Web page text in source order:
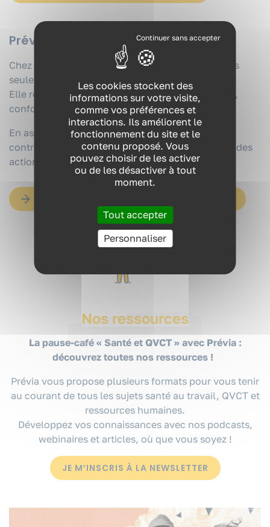
VOUS ÊTES ?
NOS EXPERTISES
NOS FORMATIONS
RESSOURCES
CONTACT
Prévia, un projet collectif
Chez Prévia, la qualité des formations
ne tient pas
seulement à l’expertise des intervenants.
Elle repose aussi sur une organisationrigoureuse ,
conforme
structurée.
En assurant la fiabilité des dispositifs, Blandine
contribue pleinement à la crédibilité et à l’impact des
actions menées auprès des entreprises.
Nos ressources
La pause-café « Santé et QVCT » avec Prévia :
découvrez toutes nos ressources !
Prévia vous propose plusieurs formats pour vous tenir
au courant de tous les sujets santé au travail, QVCT et
ressources humaines.
Développez vos connaissances avec nos podcasts,
webinaires et articles, où que vous soyez !
JE M’INSCRIS À LA NEWSLETTER
Les cookies stockent des
informations sur votre visite,
comme vos préférences et
interactions. Ils améliorent le
fonctionnement du site et le
contenu proposé. Vous
pouvez choisir de les activer
ou de les désactiver à tout
moment.
Tout accepter
Personnaliser